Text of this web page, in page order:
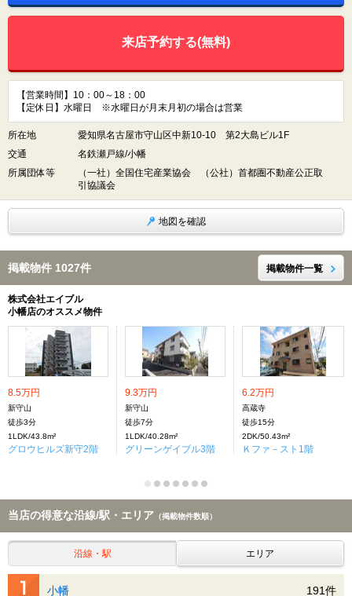
来店予約する(無料)
【営業時間】10：00～18：00
【定休日】水曜日 ※水曜日が月末月初の場合は営業
所在地
愛知県名古屋市守山区中新10-10 第2大島ビル1F
交通
名鉄瀬戸線/小幡
所属団体等
（一社）全国住宅産業協会 （公社）首都圏不動産公正取
引協議会
地図を確認
掲載物件 1027件 掲載物件一覧
株式会社エイブル
小幡店のオススメ物件
8.5万円
新守山
徒歩3分
1LDK/43.8m²
グロウヒルズ新守2階
9.3万円
新守山
徒歩7分
1LDK/40.28m²
グリーンゲイブル3階
6.2万円
高蔵寺
徒歩15分
2DK/50.43m²
Ｋファ－スト1階
当店の得意な沿線/駅・エリア （掲載物件数順）
沿線・駅 エリア
小幡 191件